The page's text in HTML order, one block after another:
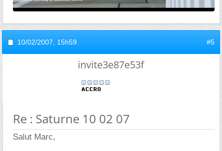
10/02/2007, 15h59 #5
invite3e87e53f
Re : Saturne 10 02 07
Salut Marc,